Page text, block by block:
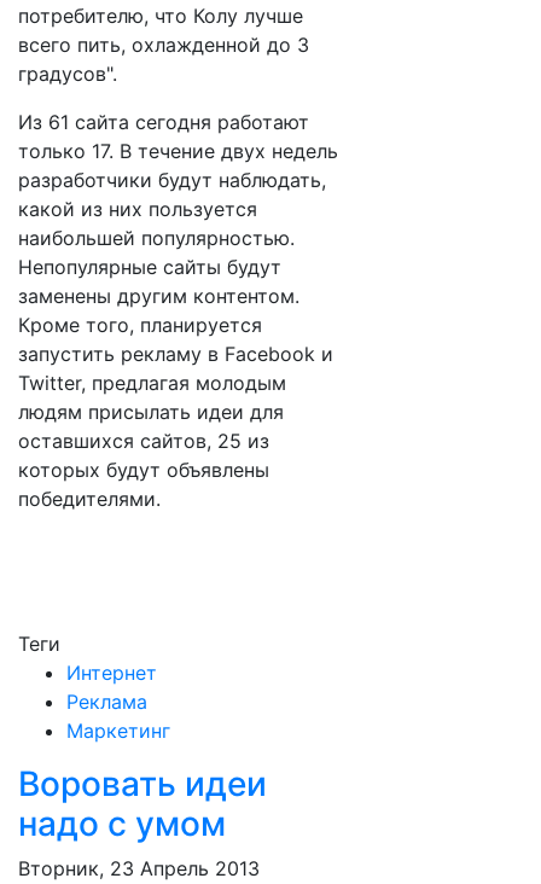
потребителю, что Колу лучше
всего пить, охлажденной до 3
градусов".
Из 61 сайта сегодня работают
только 17. В течение двух недель
разработчики будут наблюдать,
какой из них пользуется
наибольшей популярностью.
Непопулярные сайты будут
заменены другим контентом.
Кроме того, планируется
запустить рекламу в Facebook и
Twitter, предлагая молодым
людям присылать идеи для
оставшихся сайтов, 25 из
которых будут объявлены
победителями.
Теги
Интернет
Реклама
Маркетинг
Воровать идеи
надо с умом
Вторник, 23 Апрель 2013